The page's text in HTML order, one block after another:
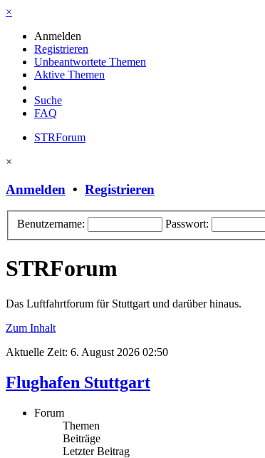
×
Anmelden
Registrieren
Unbeantwortete Themen
Aktive Themen
Suche
FAQ
STRForum
×
Anmelden • Registrieren
Benutzername: Passwort:
STRForum
Das Luftfahrtforum für Stuttgart und darüber hinaus.
Zum Inhalt
Aktuelle Zeit: 6. August 2026 02:50
Flughafen Stuttgart
Forum
Themen
Beiträge
Letzter Beitrag